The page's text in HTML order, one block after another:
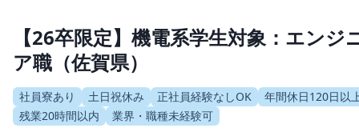
【26卒限定】機電系学生対象：エンジ
ア職（佐賀県）
社員寮あり 土日祝休み 正社員経験なしOK
年間休日120日以
残業20時間以内
業界・職種未経験可